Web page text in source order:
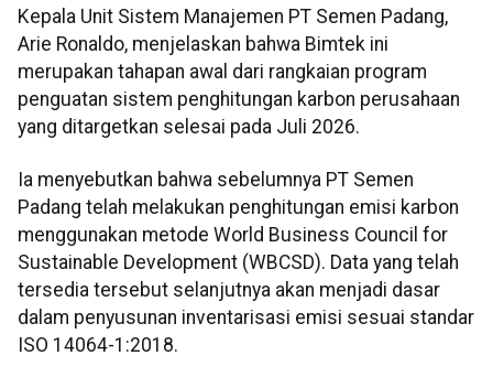
Kepala Unit Sistem Manajemen PT Semen Padang,
Arie Ronaldo, menjelaskan bahwa Bimtek ini
merupakan tahapan awal dari rangkaian program
penguatan sistem penghitungan karbon perusahaan
yang ditargetkan selesai pada Juli 2026.
Ia menyebutkan bahwa sebelumnya PT Semen
Padang telah melakukan penghitungan emisi karbon
menggunakan metode World Business Council for
Sustainable Development (WBCSD). Data yang telah
tersedia tersebut selanjutnya akan menjadi dasar
dalam penyusunan inventarisasi emisi sesuai standar
ISO 14064-1:2018.